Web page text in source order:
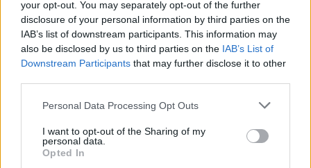
your opt-out. You may separately opt-out of the further
disclosure of your personal information by third parties on the
IAB’s list of downstream participants. This information may
also be disclosed by us to third parties on the IAB’s List of
Downstream Participants that may further disclose it to other
Personal Data Processing Opt Outs
I want to opt-out of the Sharing of my
personal data.
Opted In
CELEBRITIES